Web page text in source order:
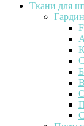
Ткани для